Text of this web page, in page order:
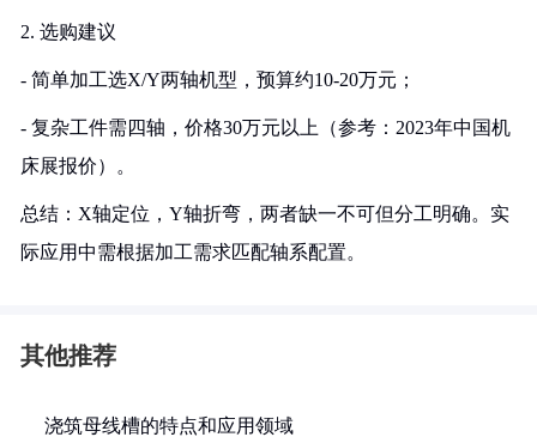
2. 选购建议
- 简单加工选X/Y两轴机型，预算约10-20万元；
- 复杂工件需四轴，价格30万元以上（参考：2023年中国机
床展报价）。
总结：X轴定位，Y轴折弯，两者缺一不可但分工明确。实
际应用中需根据加工需求匹配轴系配置。
其他推荐
浇筑母线槽的特点和应用领域